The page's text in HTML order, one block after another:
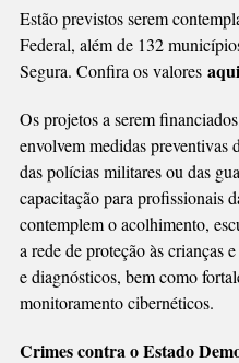
Estão previstos serem
Federal, além de 132
Segura. Confira os valores
Os projetos a serem
envolvem medidas preventivas
das polícias militares ou das
capacitação para profissionais
contemplem o acolhimento,
a rede de proteção às crianças
e diagnósticos, bem como
monitoramento cibernéticos.
Crimes contra o Estado